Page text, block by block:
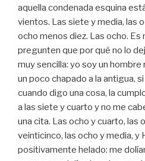
aquella condenada esquina
vientos. Las siete y media, las
ocho menos diez. Las ocho.
pregunten que por qué no lo
muy sencilla: yo soy un
un poco chapado a la antigua,
cuando digo una cosa, la
a las siete y cuarto y no me
una cita. Las ocho y cuarto, las
veinticinco, las ocho y media, y
positivamente helado: me